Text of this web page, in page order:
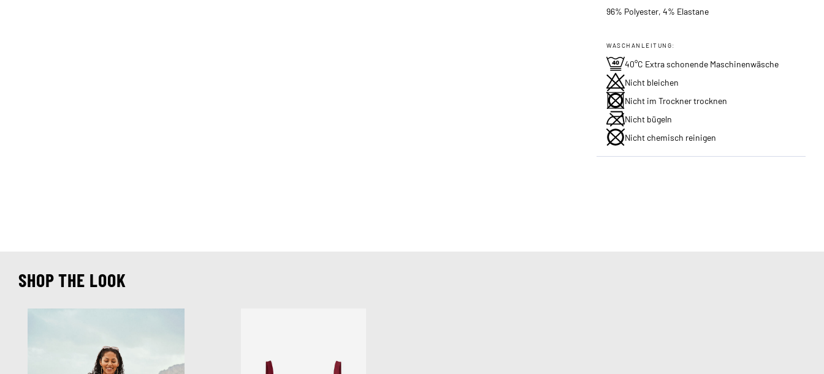
96% Polyester, 4% Elastane
WASCHANLEITUNG:
40°C Extra schonende Maschinenwäsche
Nicht bleichen
Nicht im Trockner trocknen
Nicht bügeln
Nicht chemisch reinigen
SHOP THE LOOK